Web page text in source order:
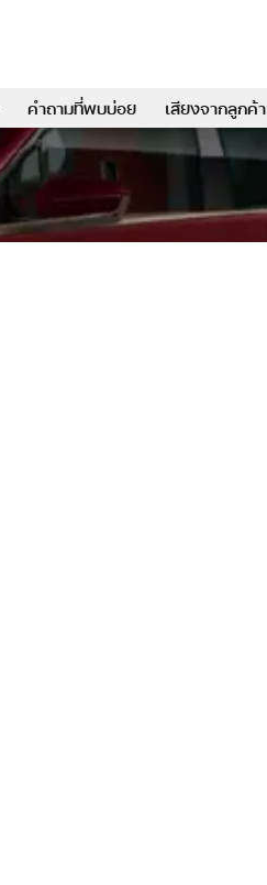
คำถามที่พบบ่อย เสียงจากลูกค้า